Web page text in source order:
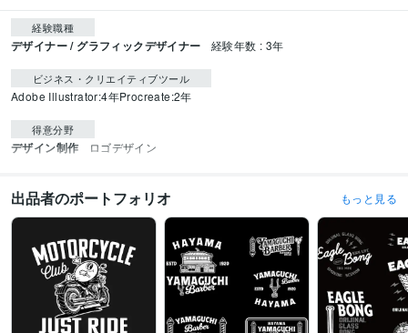
経験職種
デザイナー / グラフィックデザイナー 経験年数 : 3年
ビジネス・クリエイティブツール
Adobe Illustrator:4年Procreate:2年
得意分野
デザイン制作 ロゴデザイン
出品者のポートフォリオ もっと見る